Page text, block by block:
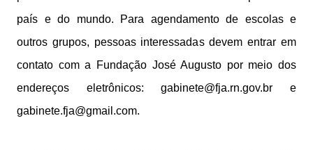
país e do mundo. Para agendamento de escolas e
outros grupos, pessoas interessadas devem entrar em
contato com a Fundação José Augusto por meio dos
endereços eletrônicos: gabinete@fja.rn.gov.br e
gabinete.fja@gmail.com.